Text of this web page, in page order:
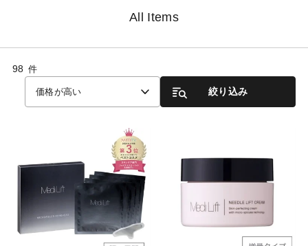
All Items
98 件
価格が高い 絞り込み